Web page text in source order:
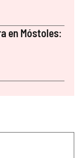
en Móstoles: